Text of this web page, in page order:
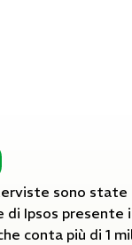
sono
di Ipsos
conta più di 1